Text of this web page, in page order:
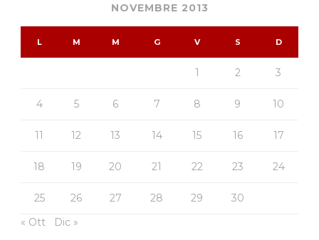
NOVEMBRE 2013
L M M G V S D
1 2 3
4 5 6 7 8 9 10
11 12 13 14 15 16 17
18 19 20 21 22 23 24
25 26 27 28 29
30
« Ott
Dic »